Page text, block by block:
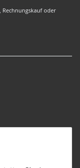
Rechnungskauf oder